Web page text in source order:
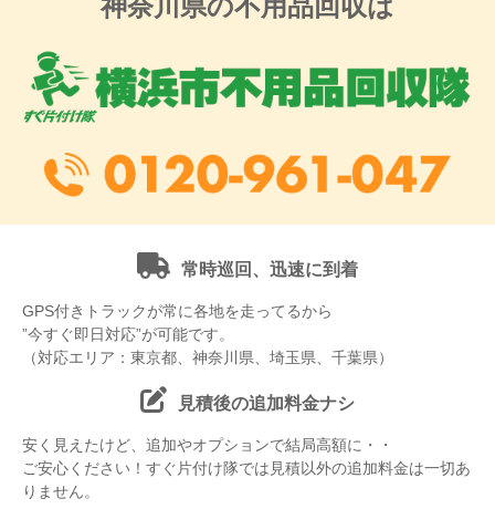
神奈川県の不用品回収は
常時巡回、迅速に到着
GPS付きトラックが常に各地を走ってるから
”今すぐ即日対応”が可能です。
（対応エリア：東京都、神奈川県、埼玉県、千葉県）
見積後の追加料金ナシ
安く見えたけど、追加やオプションで結局高額に・・
ご安心ください！すぐ片付け隊では見積以外の追加料金は一切あ
りません。